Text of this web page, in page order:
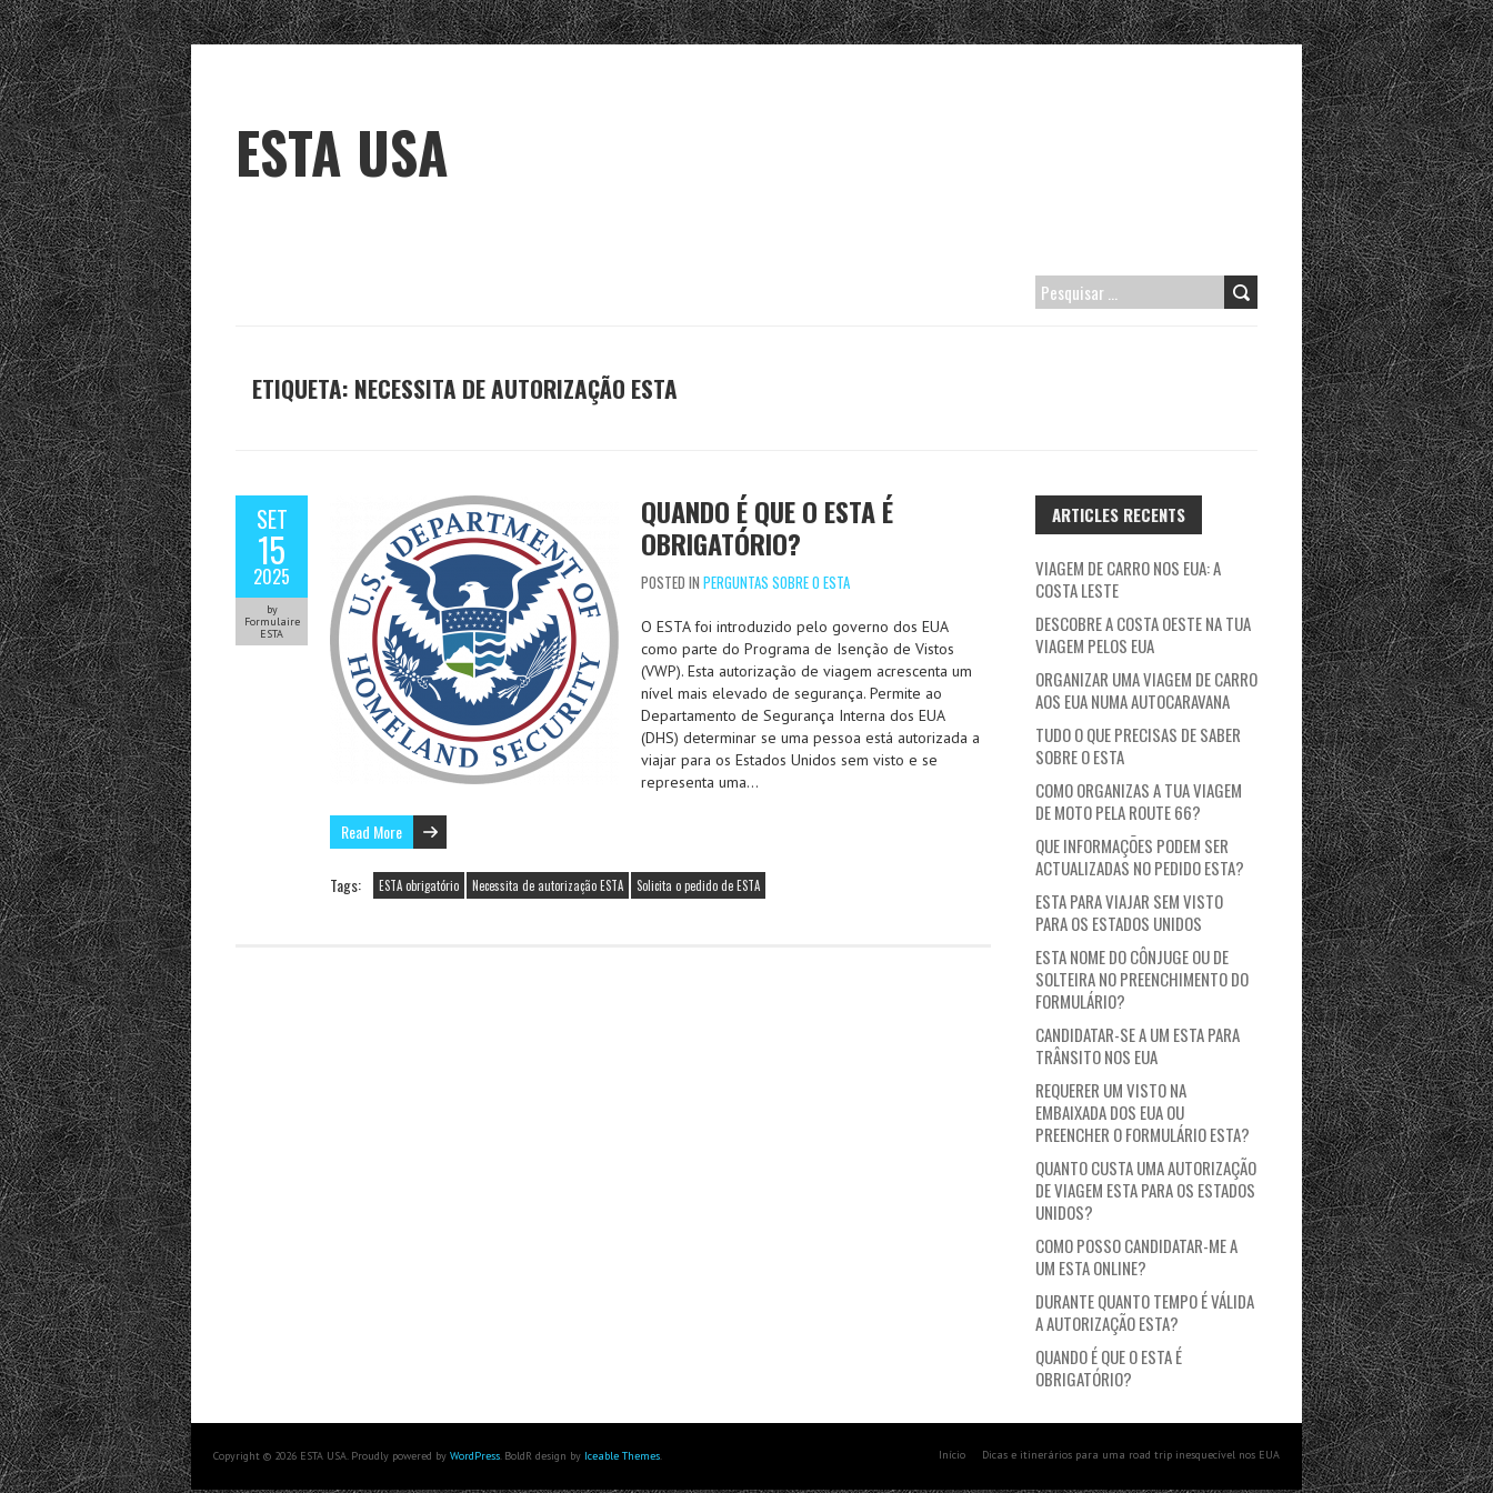
ESTA USA
PESQUISAR
ETIQUETA: NECESSITA DE AUTORIZAÇÃO ESTA
SET
15
2025
by
Formulaire
ESTA
QUANDO É QUE O ESTA É
OBRIGATÓRIO?
POSTED IN PERGUNTAS SOBRE O ESTA
O ESTA foi introduzido pelo governo dos EUA
como parte do Programa de Isenção de Vistos
(VWP). Esta autorização de viagem acrescenta um
nível mais elevado de segurança. Permite ao
Departamento de Segurança Interna dos EUA
(DHS) determinar se uma pessoa está autorizada a
viajar para os Estados Unidos sem visto e se
representa uma…
Read More
Tags: ESTA obrigatório Necessita de autorização ESTA Solicita o pedido de ESTA
ARTICLES RECENTS
VIAGEM DE CARRO NOS EUA: A
COSTA LESTE
DESCOBRE A COSTA OESTE NA TUA
VIAGEM PELOS EUA
ORGANIZAR UMA VIAGEM DE CARRO
AOS EUA NUMA AUTOCARAVANA
TUDO O QUE PRECISAS DE SABER
SOBRE O ESTA
COMO ORGANIZAS A TUA VIAGEM
DE MOTO PELA ROUTE 66?
QUE INFORMAÇÕES PODEM SER
ACTUALIZADAS NO PEDIDO ESTA?
ESTA PARA VIAJAR SEM VISTO
PARA OS ESTADOS UNIDOS
ESTA NOME DO CÔNJUGE OU DE
SOLTEIRA NO PREENCHIMENTO DO
FORMULÁRIO?
CANDIDATAR-SE A UM ESTA PARA
TRÂNSITO NOS EUA
REQUERER UM VISTO NA
EMBAIXADA DOS EUA OU
PREENCHER O FORMULÁRIO ESTA?
QUANTO CUSTA UMA AUTORIZAÇÃO
DE VIAGEM ESTA PARA OS ESTADOS
UNIDOS?
COMO POSSO CANDIDATAR-ME A
UM ESTA ONLINE?
DURANTE QUANTO TEMPO É VÁLIDA
A AUTORIZAÇÃO ESTA?
QUANDO É QUE O ESTA É
OBRIGATÓRIO?
Copyright © 2026 ESTA USA. Proudly powered by WordPress. BoldR design by Iceable Themes. Início Dicas e itinerários para uma road trip inesquecível nos EUA